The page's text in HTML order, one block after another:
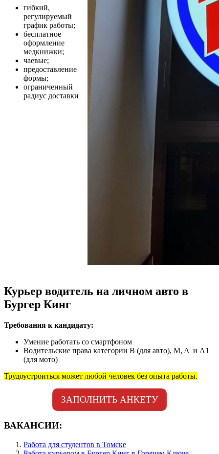
гибкий,
регулируемый
график работы;
бесплатное
оформление
медкнижки;
чаевые;
предоставление
формы;
ограниченный
радиус доставки
Курьер водитель на личном авто в
Бургер Кинг
Требования к кандидату:
Умение работать со смартфоном
Водительские права категории B (для авто), M, A и А1
(для мото)
Трудоустроиться может любой человек без опыта работы.
ЗАПОЛНИТЬ АНКЕТУ
ВАКАНСИИ:
Работа для студентов в Томске